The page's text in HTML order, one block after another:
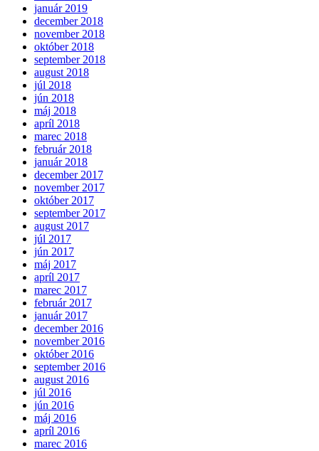
január 2019
december 2018
november 2018
október 2018
september 2018
august 2018
júl 2018
jún 2018
máj 2018
apríl 2018
marec 2018
február 2018
január 2018
december 2017
november 2017
október 2017
september 2017
august 2017
júl 2017
jún 2017
máj 2017
apríl 2017
marec 2017
február 2017
január 2017
december 2016
november 2016
október 2016
september 2016
august 2016
júl 2016
jún 2016
máj 2016
apríl 2016
marec 2016